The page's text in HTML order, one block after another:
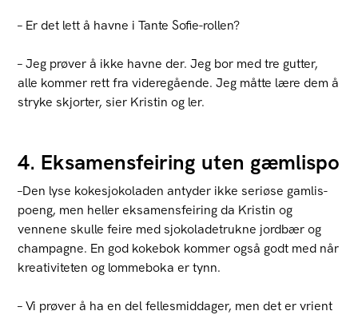
– Er det lett å havne i Tante Sofie-rollen?
– Jeg prøver å ikke havne der. Jeg bor med tre gutter,
alle kommer rett fra videregående. Jeg måtte lære dem å
stryke skjorter, sier Kristin og ler.
4. Eksamensfeiring uten gæmlispo
–Den lyse kokesjokoladen antyder ikke seriøse gamlis-
poeng, men heller eksamensfeiring da Kristin og
vennene skulle feire med sjokoladetrukne jordbær og
champagne. En god kokebok kommer også godt med når
kreativiteten og lommeboka er tynn.
– Vi prøver å ha en del fellesmiddager, men det er vrient